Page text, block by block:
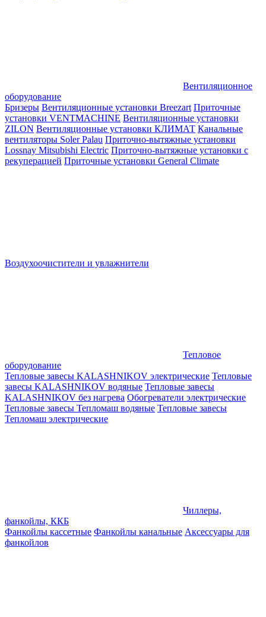
Вентиляционное
оборудование
Бризеры Вентиляционные установки Breezart Приточные
установки VENTMACHINE Вентиляционные установки
ZILON Вентиляционные установки КЛИМАТ Канальные
вентиляторы Soler Palau Приточно-вытяжные установки
Lossnay Mitsubishi Electric Приточно-вытяжные установки с
рекуперацией Приточные установки General Climate
Воздухоочистители и увлажнители
Тепловое
оборудование
Тепловые завесы KALASHNIKOV электрические Тепловые
завесы KALASHNIKOV водяные Тепловые завесы
KALASHNIKOV без нагрева Обогреватели электрические
Тепловые завесы Тепломаш водяные Тепловые завесы
Тепломаш электрические
Чиллеры,
фанкойлы, ККБ
Фанкойлы кассетные Фанкойлы канальные Аксессуары для
фанкойлов